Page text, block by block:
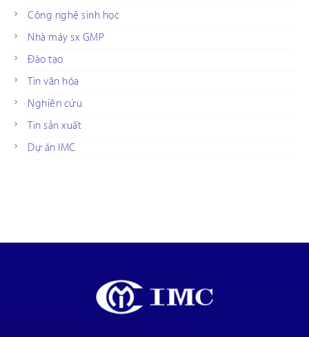
Công nghệ sinh học
Nhà máy sx GMP
Đào tạo
Tin văn hóa
Nghiên cứu
Tin sản xuất
Dự án IMC